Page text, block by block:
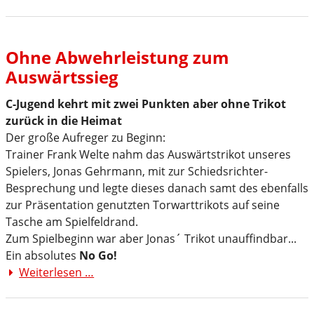
doch
diesmal
mit
Happy
End
Ohne Abwehrleistung zum
Auswärtssieg
C-Jugend kehrt mit zwei Punkten aber ohne Trikot
zurück in die Heimat
Der große Aufreger zu Beginn:
Trainer Frank Welte nahm das Auswärtstrikot unseres
Spielers, Jonas Gehrmann, mit zur Schiedsrichter-
Besprechung und legte dieses danach samt des ebenfalls
zur Präsentation genutzten Torwarttrikots auf seine
Tasche am Spielfeldrand.
Zum Spielbeginn war aber Jonas´ Trikot unauffindbar...
Ein absolutes No Go!
Weiterlesen …